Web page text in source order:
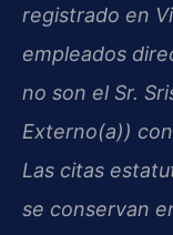
registrado en
empleados
no son el Sr.
Externo(a))
Las citas
se conservan